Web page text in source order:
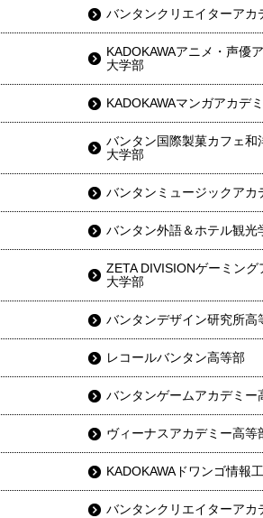
バンタンクリエイターアカ
KADOKAWAアニメ・声優
大学部
KADOKAWAマンガアカデ
バンタン国際製菓カフェ和
大学部
バンタンミュージックアカ
バンタン外語＆ホテル観光
ZETA DIVISIONゲーミング
大学部
バンタンデザイン研究所高
レコールバンタン高等部
バンタンゲームアカデミー
ヴィーナスアカデミー高等
KADOKAWAドワンゴ情報
バンタンクリエイターアカ